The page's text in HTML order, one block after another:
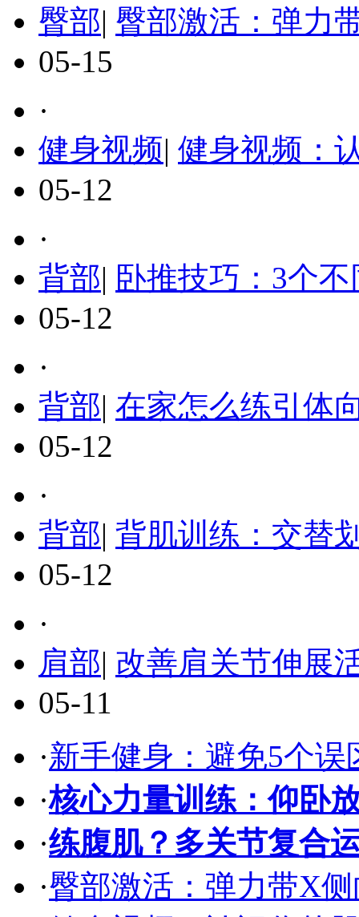
臀部| 臀部激活：弹力
05-15
·
健身视频| 健身视频：
05-12
·
背部| 卧推技巧：3个
05-12
·
背部| 在家怎么练引体
05-12
·
背部| 背肌训练：交替
05-12
·
肩部| 改善肩关节伸展
05-11
·新手健身：避免5个误
·核心力量训练：仰卧
·练腹肌？多关节复合
·臀部激活：弹力带X